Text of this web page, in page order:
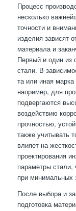
Процесс
несколько
точности и
изделия зависят
материала и
Первый и один из
стали. В
та или иная
например, для
подвергаются
воздействию
прочностью,
также учитывать
влияет на
проектирования
параметры стали,
при минимальных
После выбора и
подготовка